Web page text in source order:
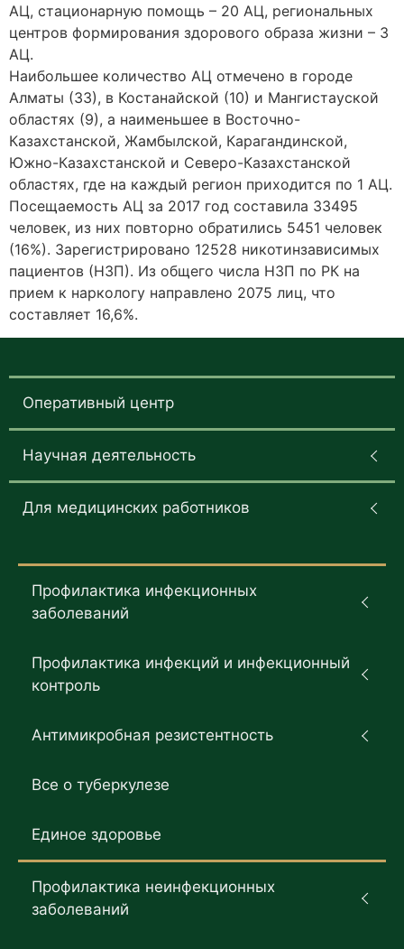
АЦ, стационарную помощь – 20 АЦ, региональных
центров формирования здорового образа жизни – 3
АЦ.
Наибольшее количество АЦ отмечено в городе
Алматы (33), в Костанайской (10) и Мангистауской
областях (9), а наименьшее в Восточно-
Казахстанской, Жамбылской, Карагандинской,
Южно-Казахстанской и Северо-Казахстанской
областях, где на каждый регион приходится по 1 АЦ.
Посещаемость АЦ за 2017 год составила 33495
человек, из них повторно обратились 5451 человек
(16%). Зарегистрировано 12528 никотинзависимых
пациентов (НЗП). Из общего числа НЗП по РК на
прием к наркологу направлено 2075 лиц, что
составляет 16,6%.
Оперативный центр
Научная деятельность
Для медицинских работников
Профилактика инфекционных
заболеваний
Профилактика инфекций и инфекционный
контроль
Антимикробная резистентность
Все о туберкулезе
Единое здоровье
Профилактика неинфекционных
заболеваний